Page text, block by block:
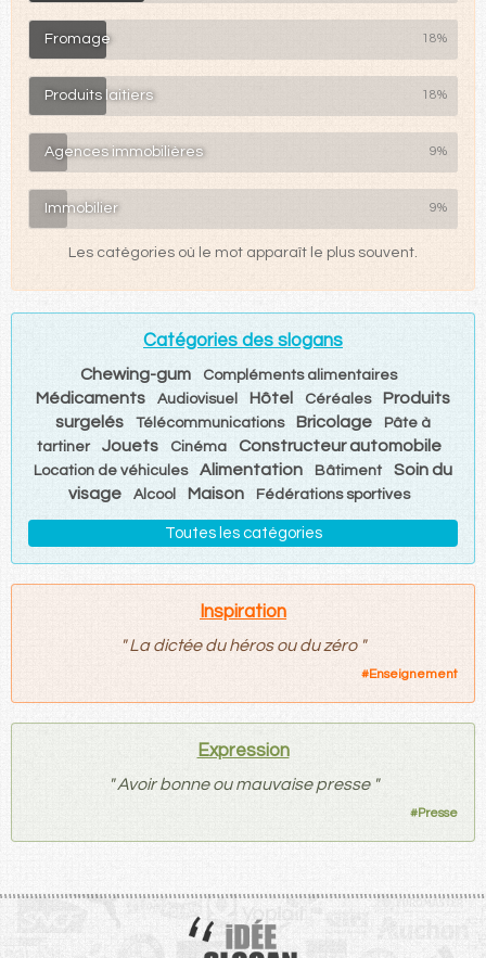
Fromage 18%
Produits laitiers 18%
Agences immobilières 9%
Immobilier 9%
Les catégories où le mot apparaît le plus souvent.
Catégories des slogans
Chewing-gum Compléments alimentaires
Médicaments Audiovisuel Hôtel Céréales
Produits
surgelés
Télécommunications Bricolage
Pâte à
tartiner
Jouets Cinéma Constructeur automobile
Location de véhicules Alimentation Bâtiment
Soin du
visage
Alcool Maison Fédérations sportives
Toutes les catégories
Inspiration
" La dictée du héros ou du zéro "
#Enseignement
Expression
" Avoir bonne ou mauvaise presse "
#Presse